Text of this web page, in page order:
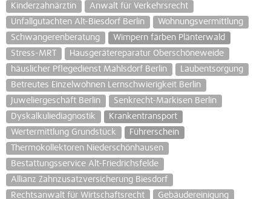
Kinderzahnärztin
Anwalt für Verkehrsrecht
Unfallgutachten Alt-Biesdorf Berlin
Wohnungsvermittlung
Schwangerenberatung
Wimpern färben Plänterwald
Stress-MRT
Hausgerätereparatur Oberschöneweide
häuslicher Pflegedienst Mahlsdorf Berlin
Laubentsorgung
Betreutes Einzelwohnen Lernschwierigkeit Berlin
Juweliergeschäft Berlin
Senkrecht-Markisen Berlin
Dyskalkuliediagnostik
Krankentransport
Wertermittlung Grundstück
Führerschein
Thermokollektoren Niederschönhausen
Bestattungsservice Alt-Friedrichsfelde
Allianz Zahnzusatzversicherung Biesdorf
Rechtsanwalt für Wirtschaftsrecht
Gebäudereinigung